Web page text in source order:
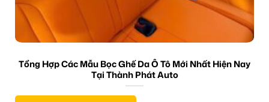
Tổng Hợp Các Mẫu Bọc Ghế Da Ô Tô Mới Nhất Hiện Nay
Tại Thành Phát Auto